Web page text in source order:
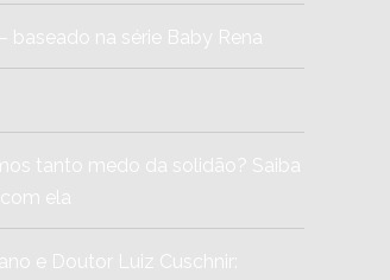
baseado na série Baby Rena
tanto medo da solidão? Saiba
ela
e Doutor Luiz Cuschnir: